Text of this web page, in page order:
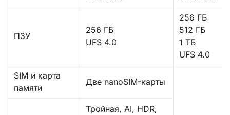
ПЗУ
256 ГБ
UFS 4.0
256 ГБ
512 ГБ
1 ТБ
UFS 4.0
SIM и карта
памяти
Две nanoSIM-карты
Тройная, AI, HDR,